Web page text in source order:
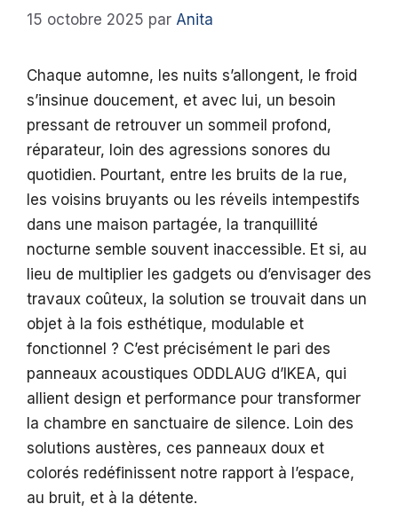
15 octobre 2025 par Anita
Chaque automne, les nuits s’allongent, le froid
s’insinue doucement, et avec lui, un besoin
pressant de retrouver un sommeil profond,
réparateur, loin des agressions sonores du
quotidien. Pourtant, entre les bruits de la rue,
les voisins bruyants ou les réveils intempestifs
dans une maison partagée, la tranquillité
nocturne semble souvent inaccessible. Et si, au
lieu de multiplier les gadgets ou d’envisager des
travaux coûteux, la solution se trouvait dans un
objet à la fois esthétique, modulable et
fonctionnel ? C’est précisément le pari des
panneaux acoustiques ODDLAUG d’IKEA, qui
allient design et performance pour transformer
la chambre en sanctuaire de silence. Loin des
solutions austères, ces panneaux doux et
colorés redéfinissent notre rapport à l’espace,
au bruit, et à la détente.